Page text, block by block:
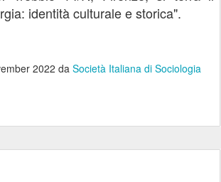
identità culturale e storica".
2022 da Società Italiana di Sociologia